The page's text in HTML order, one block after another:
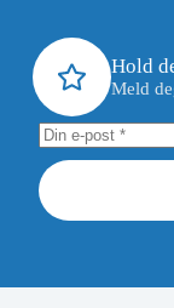
Hold
Meld